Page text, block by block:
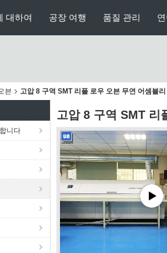
대하여 공장 여행 품질 관리
븐 고압 8 구역 SMT 리플 로우 오븐 무연 어셈블리
니다
고압 8 구역 SMT 리